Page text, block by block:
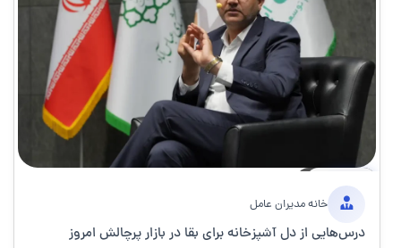
خبر
خانه مدیران عامل
درس‌هایی از دل آشپزخانه برای بقا در بازار پرچالش امروز